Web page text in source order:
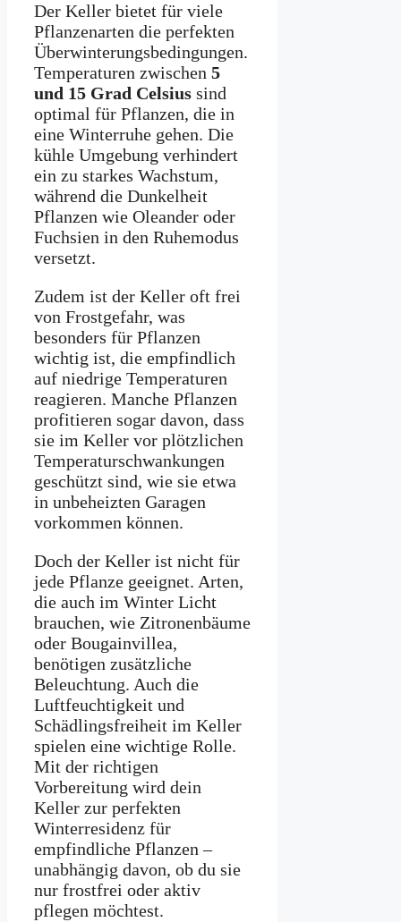
Der Keller bietet für viele
Pflanzenarten die perfekten
Überwinterungsbedingungen.
Temperaturen zwischen 5
und 15 Grad Celsius sind
optimal für Pflanzen, die in
eine Winterruhe gehen. Die
kühle Umgebung verhindert
ein zu starkes Wachstum,
während die Dunkelheit
Pflanzen wie Oleander oder
Fuchsien in den Ruhemodus
versetzt.
Zudem ist der Keller oft frei
von Frostgefahr, was
besonders für Pflanzen
wichtig ist, die empfindlich
auf niedrige Temperaturen
reagieren. Manche Pflanzen
profitieren sogar davon, dass
sie im Keller vor plötzlichen
Temperaturschwankungen
geschützt sind, wie sie etwa
in unbeheizten Garagen
vorkommen können.
Doch der Keller ist nicht für
jede Pflanze geeignet. Arten,
die auch im Winter Licht
brauchen, wie Zitronenbäume
oder Bougainvillea,
benötigen zusätzliche
Beleuchtung. Auch die
Luftfeuchtigkeit und
Schädlingsfreiheit im Keller
spielen eine wichtige Rolle.
Mit der richtigen
Vorbereitung wird dein
Keller zur perfekten
Winterresidenz für
empfindliche Pflanzen –
unabhängig davon, ob du sie
nur frostfrei oder aktiv
pflegen möchtest.